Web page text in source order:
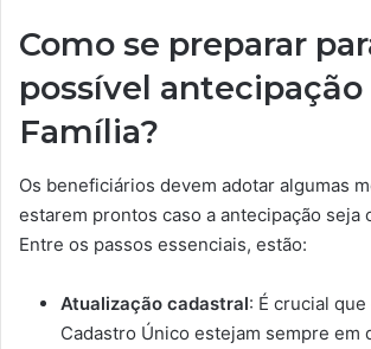
Como se preparar
possível antecipação
Família?
Os beneficiários devem adotar algumas
estarem prontos caso a antecipação seja
Entre os passos essenciais, estão:
Atualização cadastral: É crucial
Cadastro Único estejam sempre em